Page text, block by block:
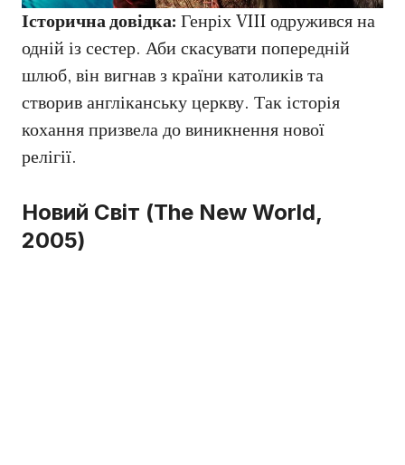
Історична довідка: Генріх VIII одружився на
одній із сестер. Аби скасувати попередній
шлюб, він вигнав з країни католиків та
створив англіканську церкву. Так історія
кохання призвела до виникнення нової
релігії.
Новий Світ (The New World,
2005)